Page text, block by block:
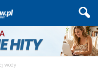
wody